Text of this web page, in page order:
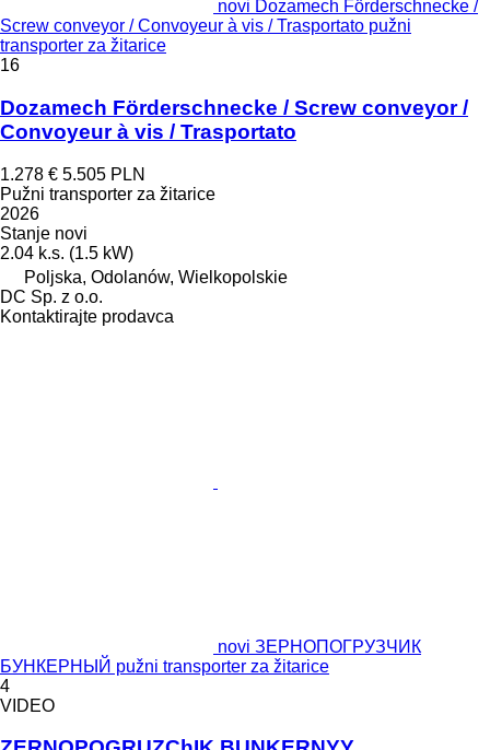
novi Dozamech Förderschnecke /
Screw conveyor / Convoyeur à vis / Trasportato pužni
transporter za žitarice
16
Dozamech Förderschnecke / Screw conveyor /
Convoyeur à vis / Trasportato
1.278 € 5.505 PLN
Pužni transporter za žitarice
2026
Stanje novi
2.04 k.s. (1.5 kW)
Poljska, Odolanów, Wielkopolskie
DC Sp. z o.o.
Kontaktirajte prodavca
novi ЗЕРНОПОГРУЗЧИК
БУНКЕРНЫЙ pužni transporter za žitarice
4
VIDEO